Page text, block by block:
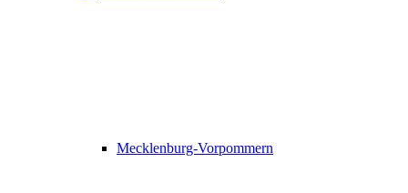
Mecklenburg-Vorpommern